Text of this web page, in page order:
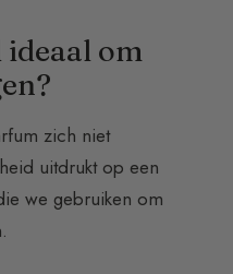
ideaal om
zich niet
uitdrukt op een
we gebruiken om